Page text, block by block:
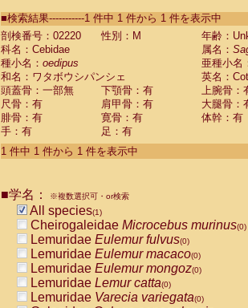
CebidaeSaguinus labiatus(0)
Cebidae Saguinus leucopus (0)
Cebidae
Cebidae
CebidaeSaguinus nigricollis (0)
Cebidae Saguinus oedipus
Cebidae Saguinus weddelli
Cebidae Saguinusspp.
Cebidae Aotus trivirgatus
Cebidae Cebus albifrons
CebidaeCebus nigrivittatus
CebidaeCebus
CebidaeSaimiri boliviensis(0)
CebidaeSaimiri sciureus(0)
AtelidaeAlouatta caraya(0)
AtelidaeAlouatta fusca(0)
AtelidaeAlouatta seniculus
AtelidaeAlouattaspp.(0)
■検索結果-----------1 件中 1 件から 1 件を表示中
剖検番号：02220
性別：M
年齢：
科名：Cebidae
属名：
種小名： oedipus
亜種小名
和名：ワタボウシパンシェ
英名：
頭蓋骨：一部無
下顎骨：有
上腕骨：
尺骨：有
肩甲骨：有
大腿骨：
腓骨：有
寛骨：有
体幹：有
手：有
足：有
1 件中 1 件から 1 件を表示中
■学名： ※複数選択可・or検索
All species(1)
Cheirogaleidae Microcebus murinus(0)
Lemuridae Eulemur fulvus(0)
Lemuridae Eulemur macaco(0)
Lemuridae Eulemur mongoz(0)
Lemuridae Lemur catta(0)
Lemuridae Varecia variegata(0)